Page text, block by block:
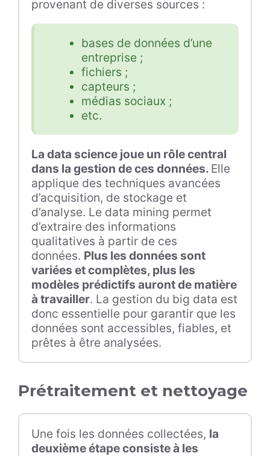
provenant de diverses sources :
bases de données d’une
entreprise ;
fichiers ;
capteurs ;
médias sociaux ;
etc.
La data science joue un rôle central
dans la gestion de ces données. Elle
applique des techniques avancées
d’acquisition, de stockage et
d’analyse. Le data mining permet
d’extraire des informations
qualitatives à partir de ces
données. Plus les données sont
variées et complètes, plus les
modèles prédictifs auront de matière
à travailler. La gestion du big data est
donc essentielle pour garantir que les
données sont accessibles, fiables, et
prêtes à être analysées.
Prétraitement et nettoyage
Une fois les données collectées, la
deuxième étape consiste à les